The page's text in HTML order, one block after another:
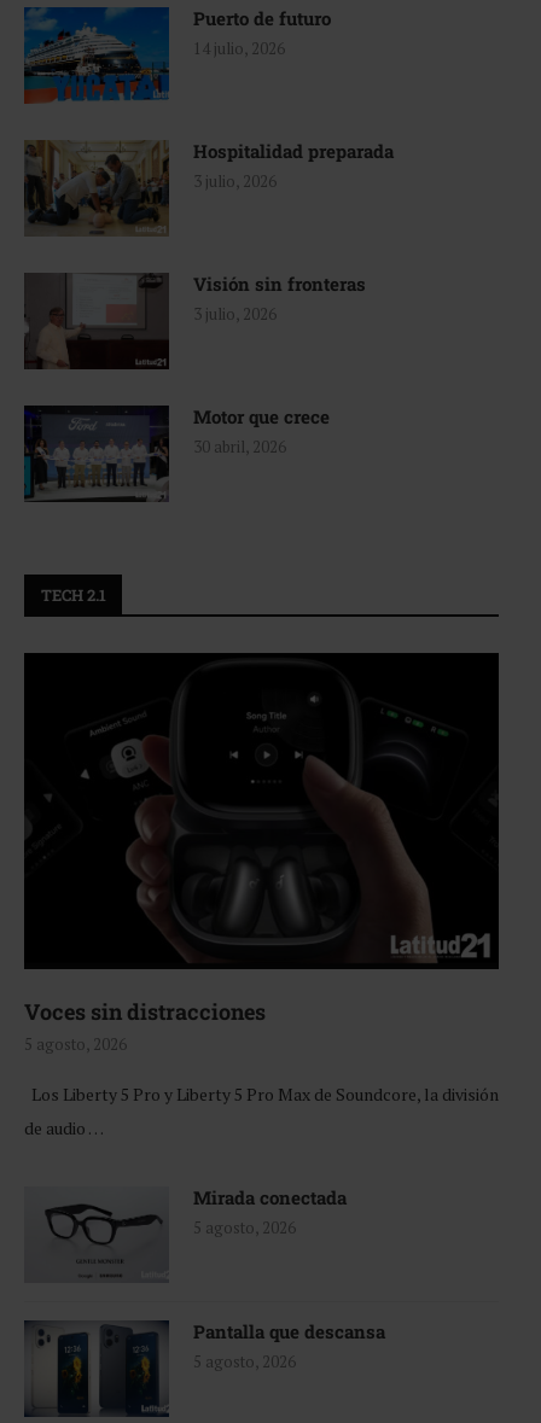
Puerto de futuro
14 julio, 2026
Hospitalidad preparada
3 julio, 2026
Visión sin fronteras
3 julio, 2026
Motor que crece
30 abril, 2026
TECH 2.1
Voces sin distracciones
5 agosto, 2026
Los Liberty 5 Pro y Liberty 5 Pro Max de Soundcore, la división
de audio …
Mirada conectada
5 agosto, 2026
Pantalla que descansa
5 agosto, 2026